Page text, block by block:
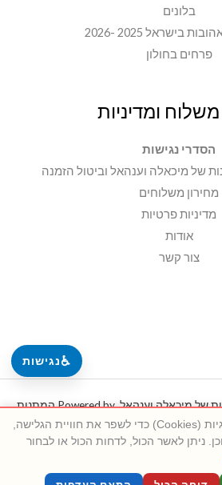
♿נגישות
בלונים
בישראל 2025 -2026
פרחים בחולון
ומדיניות
הסדרי נגישות
של מיכאלה וענהאל וביטול הזמנה
מחירון משלוחים
מדיניות פרטיות
אודות
צור קשר
Copyright © 2026 המתנות של מיכאלה וענהאל. Powered by המתנות
מיכאלה וענהאל.אתר זה משתמש בקובצי עוגיות (Cookies) כדי לשפר את חוויית הגלישה,
ניתן לאשר הכול, לדחות הכול או לבחור